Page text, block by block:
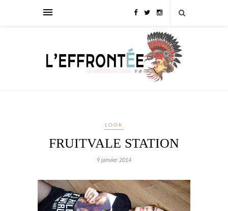
LOOK
FRUITVALE STATION
9 janvier 2014